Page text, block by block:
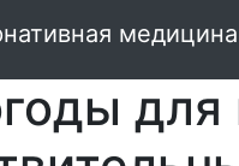
медицина